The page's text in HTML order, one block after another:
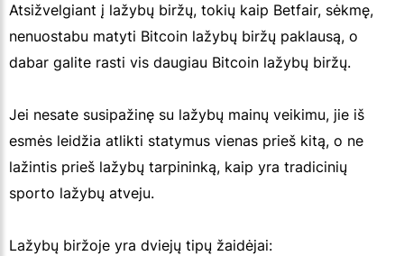
Atsižvelgiant į lažybų biržų, tokių kaip Betfair, sėkmę,
nenuostabu matyti Bitcoin lažybų biržų paklausą, o
dabar galite rasti vis daugiau Bitcoin lažybų biržų.
Jei nesate susipažinę su lažybų mainų veikimu, jie iš
esmės leidžia atlikti statymus vienas prieš kitą, o ne
lažintis prieš lažybų tarpininką, kaip yra tradicinių
sporto lažybų atveju.
Lažybų biržoje yra dviejų tipų žaidėjai: